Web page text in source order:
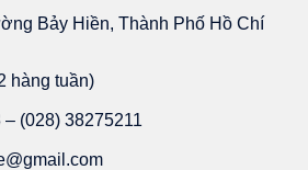
Bảy Hiền, Thành Phố Hồ Chí
hàng tuần)
(028) 38275211